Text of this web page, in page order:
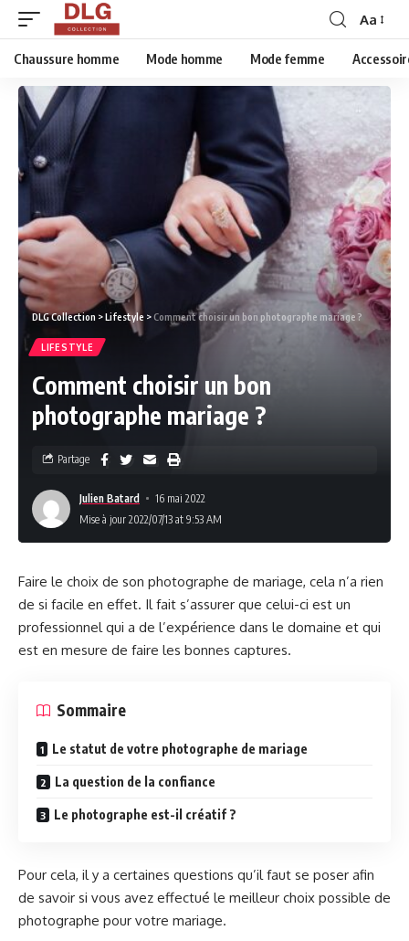
Aa
Chaussure homme Mode homme Mode femme
DLG Collection >Lifestyle >Comment choisir un bon photographe mariage ?
LIFESTYLE
Comment choisir un bon
photographe mariage ?
Julien Batard
16 mai 2022
Mise à jour 2022/07/13 at 9:53 AM
Partage
Faire le choix de son photographe de mariage, cela n’a rien
de si facile en effet. Il fait s’assurer que celui-ci est un
professionnel qui a de l’expérience dans le domaine et qui
est en mesure de faire les bonnes captures.
Sommaire
Le statut de votre photographe de mariage
La question de la confiance
Le photographe est-il créatif ?
Pour cela, il y a certaines questions qu’il faut se poser afin
de savoir si vous avez effectué le meilleur choix possible de
photographe pour votre mariage.